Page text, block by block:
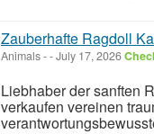
Zauberhafte Ragdoll
Animals--July 17, 2026
Liebhaber der sanften
verkaufen vereinen